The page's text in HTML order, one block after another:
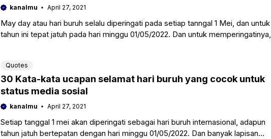
kanalmu April 27, 2021
May day atau hari buruh selalu diperingati pada setiap tanngal 1 Mei, dan untuk
tahun ini tepat jatuh pada hari minggu 01/05/2022. Dan untuk memperingatinya,
Quotes
30 Kata-kata ucapan selamat hari buruh yang cocok untuk
status media sosial
kanalmu April 27, 2021
Setiap tanggal 1 mei akan diperingati sebagai hari buruh internasional, adapun
tahun jatuh bertepatan dengan hari minggu 01/05/2022. Dan banyak lapisan